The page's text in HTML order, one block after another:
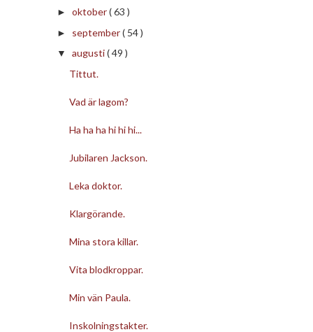
► oktober( 63 )
► september( 54 )
▼ augusti( 49 )
Tittut.
Vad är lagom?
Ha ha ha hi hi hi...
Jubilaren Jackson.
Leka doktor.
Klargörande.
Mina stora killar.
Vita blodkroppar.
Min vän Paula.
Inskolningstakter.